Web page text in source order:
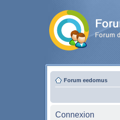
Forum eedomus
Connexion